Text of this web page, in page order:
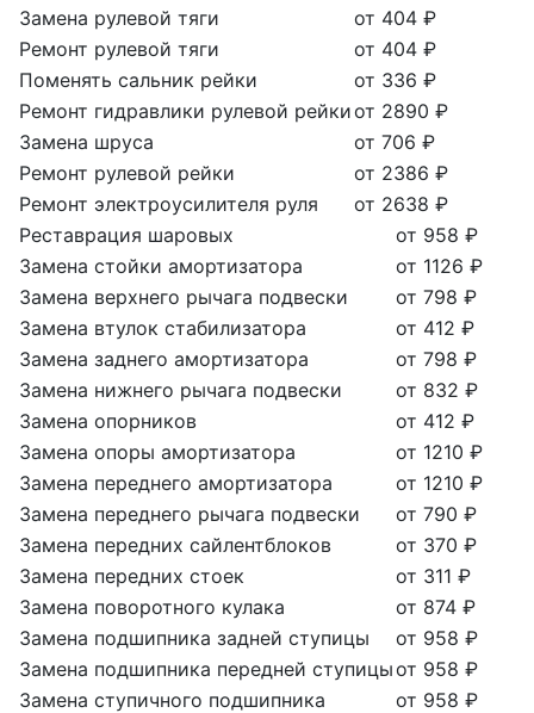
Замена рулевой тяги
от 404 ₽
Ремонт рулевой тяги
от 404 ₽
Поменять сальник рейки
от 336 ₽
Ремонт гидравлики рулевой рейкиот 2890 ₽
Замена шруса
от 706 ₽
Ремонт рулевой рейки
от 2386 ₽
Ремонт электроусилителя руля
от 2638 ₽
Реставрация шаровых
от 958 ₽
Замена стойки амортизатора
от 1126 ₽
Замена верхнего рычага подвески
от 798 ₽
Замена втулок стабилизатора
от 412 ₽
Замена заднего амортизатора
от 798 ₽
Замена нижнего рычага подвески
от 832 ₽
Замена опорников
от 412 ₽
Замена опоры амортизатора
от 1210 ₽
Замена переднего амортизатора
от 1210 ₽
Замена переднего рычага подвески
от 790 ₽
Замена передних сайлентблоков
от 370 ₽
Замена передних стоек
от 311 ₽
Замена поворотного кулака
от 874 ₽
Замена подшипника задней ступицы
от 958 ₽
Замена подшипника передней ступицыот 958 ₽
Замена ступичного подшипника
от 958 ₽